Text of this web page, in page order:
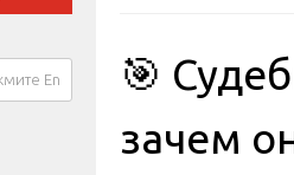
🎯
зачем